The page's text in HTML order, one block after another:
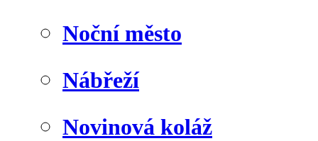
Noční město
Nábřeží
Novinová koláž